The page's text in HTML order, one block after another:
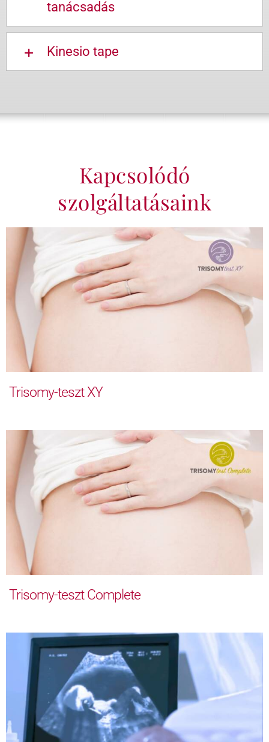
tanácsadás
Kinesio tape
Kapcsolódó
szolgáltatásaink
Trisomy-teszt XY
Trisomy-teszt Complete